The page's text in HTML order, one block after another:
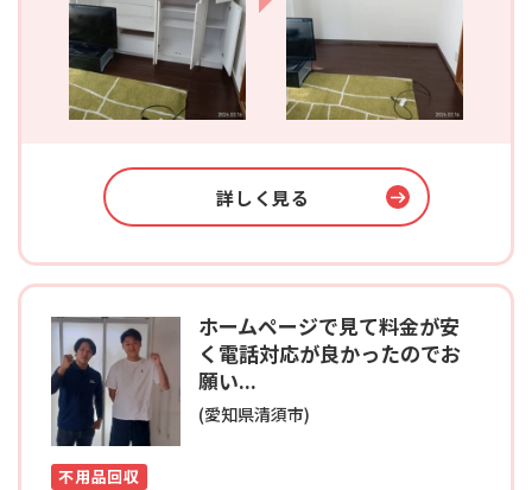
詳しく見る
ホームページで見て料金が安
く電話対応が良かったのでお
願い...
(愛知県清須市)
不用品回収